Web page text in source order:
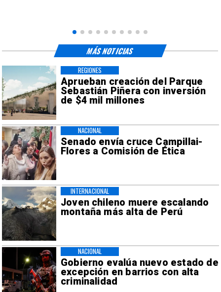
Aprueban creación del Parque
Sebastián Piñera con inversión
de $4 mil millones
REGIONES
Senado envía cruce Campillai-
Flores a Comisión de Ética
NACIONAL
Joven chileno muere escalando
montaña más alta de Perú
INTERNACIONAL
Gobierno evalúa nuevo estado de
excepción en barrios con alta
criminalidad
NACIONAL
MÁS NOTICIAS